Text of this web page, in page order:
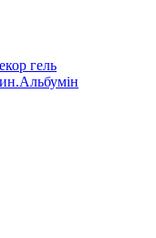
гель